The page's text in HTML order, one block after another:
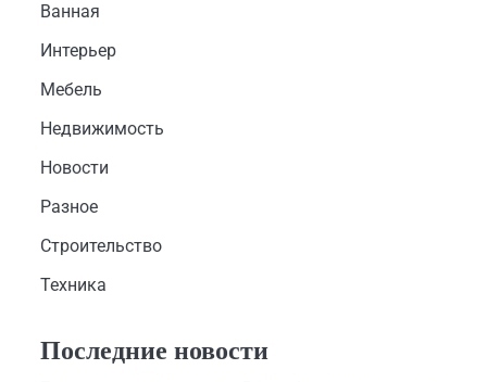
Ванная
Интерьер
Мебель
Недвижимость
Новости
Разное
Строительство
Техника
Последние новости